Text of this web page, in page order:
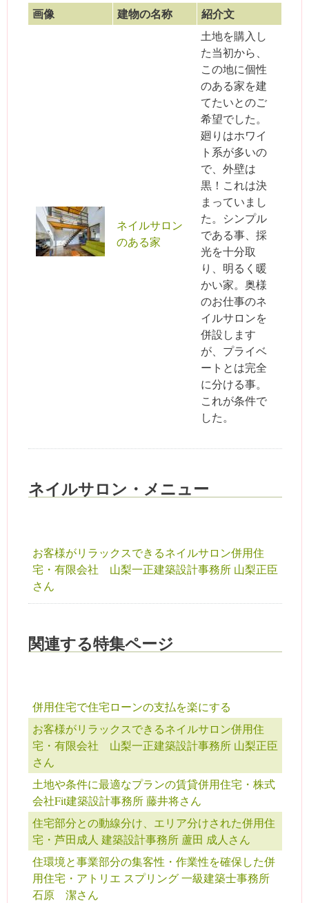
画像 建物の名称 紹介文
ネイルサロン
のある家
土地を購入し
た当初から、
この地に個性
のある家を建
てたいとのご
希望でした。
廻りはホワイ
ト系が多いの
で、外壁は
黒！これは決
まっていまし
た。シンプル
である事、採
光を十分取
り、明るく暖
かい家。奥様
のお仕事のネ
イルサロンを
併設します
が、プライベ
ートとは完全
に分ける事。
これが条件で
した。
ネイルサロン・メニュー
お客様がリラックスできるネイルサロン併用住
宅・有限会社 山梨一正建築設計事務所 山梨正臣
さん
関連する特集ページ
併用住宅で住宅ローンの支払を楽にする
お客様がリラックスできるネイルサロン併用住
宅・有限会社 山梨一正建築設計事務所 山梨正臣
さん
土地や条件に最適なプランの賃貸併用住宅・株式
会社Fit建築設計事務所 藤井将さん
住宅部分との動線分け、エリア分けされた併用住
宅・芦田成人 建築設計事務所 蘆田 成人さん
住環境と事業部分の集客性・作業性を確保した併
用住宅・アトリエ スプリング 一級建築士事務所
石原 潔さん